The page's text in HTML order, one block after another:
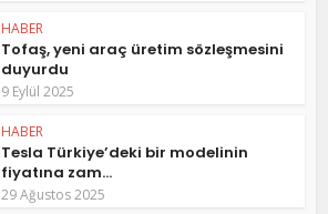
HABER
Tofaş, yeni araç üretim sözleşmesini
duyurdu
9 Eylül 2025
HABER
Tesla Türkiye’deki bir modelinin
fiyatına zam...
29 Ağustos 2025